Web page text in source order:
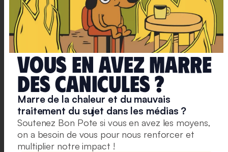
Courtillot de “
ne pas faire passer leurs philippiques
par le “filtre standard des publications scientifiques”.
Valérie Pécresse (alors ministre de la Recherche)
avait alors dû intervenir, réaffirmant son soutien aux
chercheurs et chercheuses en sciences du climat.
Vous en avez marre
deS caniculeS ?
Marre de la chaleur et du mauvais
traitement du sujet dans les médias ?
Soutenez Bon Pote si vous en avez les moyens,
on a besoin de vous pour nous renforcer et
multiplier notre impact !